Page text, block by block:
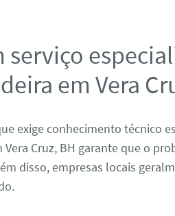
serviço
em Vera
exige conhecimento técnico
Cruz, BH garante que o
disso, empresas locais